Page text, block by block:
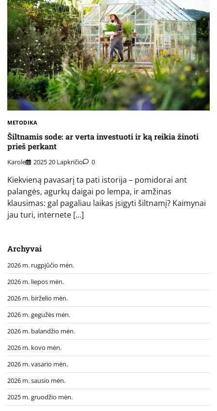
METODIKA
Šiltnamis sode: ar verta investuoti ir ką reikia žinoti
prieš perkant
Karole 2025 20 Lapkričio 0
Kiekvieną pavasarį ta pati istorija – pomidorai ant
palangės, agurkų daigai po lempa, ir amžinas
klausimas: gal pagaliau laikas įsigyti šiltnamį? Kaimynai
jau turi, internete […]
Archyvai
2026 m. rugpjūčio mėn.
2026 m. liepos mėn.
2026 m. birželio mėn.
2026 m. gegužės mėn.
2026 m. balandžio mėn.
2026 m. kovo mėn.
2026 m. vasario mėn.
2026 m. sausio mėn.
2025 m. gruodžio mėn.